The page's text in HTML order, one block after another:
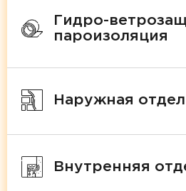
Гидро-
пароизоляция
Наружная
Внутренняя